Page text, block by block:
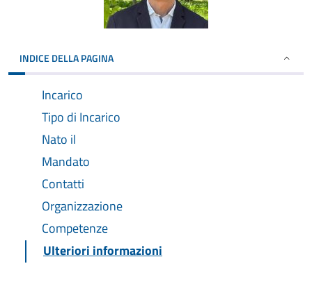
INDICE DELLA PAGINA
Incarico
Tipo di Incarico
Nato il
Mandato
Contatti
Organizzazione
Competenze
Ulteriori informazioni